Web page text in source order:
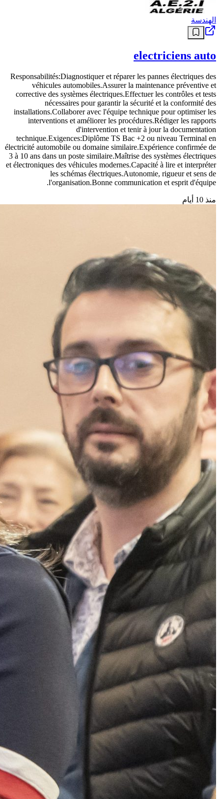
الهندسة
electriciens auto
Responsabilités:Diagnostiquer et réparer les pannes électriques des
véhicules automobiles.Assurer la maintenance préventive et
corrective des systèmes électriques.Effectuer les contrôles et tests
nécessaires pour garantir la sécurité et la conformité des
installations.Collaborer avec l'équipe technique pour optimiser les
interventions et améliorer les procédures.Rédiger les rapports
d'intervention et tenir à jour la documentation
technique.Exigences:Diplôme TS Bac +2 ou niveau Terminal en
électricité automobile ou domaine similaire.Expérience confirmée de
3 à 10 ans dans un poste similaire.Maîtrise des systèmes électriques
et électroniques des véhicules modernes.Capacité à lire et interpréter
les schémas électriques.Autonomie, rigueur et sens de
l'organisation.Bonne communication et esprit d'équipe.
منذ 10 أيام